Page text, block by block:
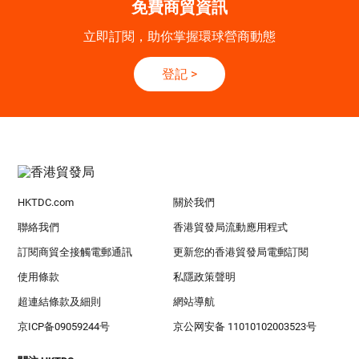
免費商貿資訊
立即訂閱，助你掌握環球營商動態
登記 >
HKTDC.com 關於我們
聯絡我們 香港貿發局流動應用程式
訂閱商貿全接觸電郵通訊 更新您的香港貿發局電郵訂閱
使用條款 私隱政策聲明
超連結條款及細則 網站導航
京ICP备09059244号 京公网安备 11010102003523号